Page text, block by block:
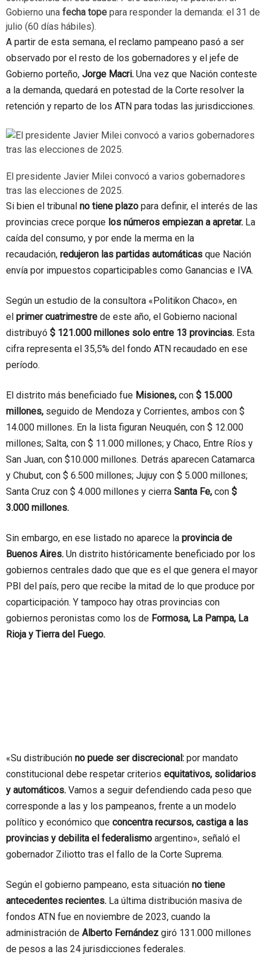
Gobierno una fecha tope para responder la demanda: el 31 de
julio (60 días hábiles).
A partir de esta semana, el reclamo pampeano pasó a ser
observado por el resto de los gobernadores y el jefe de
Gobierno porteño, Jorge Macri. Una vez que Nación conteste
a la demanda, quedará en potestad de la Corte resolver la
retención y reparto de los ATN para todas las jurisdicciones.
El presidente Javier Milei convocó a varios gobernadores
tras las elecciones de 2025.
Si bien el tribunal no tiene plazo para definir, el interés de las
provincias crece porque los números empiezan a apretar. La
caída del consumo, y por ende la merma en la
recaudación, redujeron las partidas automáticas que Nación
envía por impuestos coparticipables como Ganancias e IVA.
Según un estudio de la consultora «Politikon Chaco», en
el primer cuatrimestre de este año, el Gobierno nacional
distribuyó $ 121.000 millones solo entre 13 provincias. Esta
cifra representa el 35,5% del fondo ATN recaudado en ese
período.
El distrito más beneficiado fue Misiones, con $ 15.000
millones, seguido de Mendoza y Corrientes, ambos con $
14.000 millones. En la lista figuran Neuquén, con $ 12.000
millones; Salta, con $ 11.000 millones; y Chaco, Entre Ríos y
San Juan, con $10.000 millones. Detrás aparecen Catamarca
y Chubut, con $ 6.500 millones; Jujuy con $ 5.000 millones;
Santa Cruz con $ 4.000 millones y cierra Santa Fe, con $
3.000 millones.
Sin embargo, en ese listado no aparece la provincia de
Buenos Aires. Un distrito históricamente beneficiado por los
gobiernos centrales dado que que es el que genera el mayor
PBI del país, pero que recibe la mitad de lo que produce por
coparticipación. Y tampoco hay otras provincias con
gobiernos peronistas como los de Formosa, La Pampa, La
Rioja y Tierra del Fuego.
«Su distribución no puede ser discrecional: por mandato
constitucional debe respetar criterios equitativos, solidarios
y automáticos. Vamos a seguir defendiendo cada peso que
corresponde a las y los pampeanos, frente a un modelo
político y económico que concentra recursos, castiga a las
provincias y debilita el federalismo argentino», señaló el
gobernador Ziliotto tras el fallo de la Corte Suprema.
Según el gobierno pampeano, esta situación no tiene
antecedentes recientes. La última distribución masiva de
fondos ATN fue en noviembre de 2023, cuando la
administración de Alberto Fernández giró 131.000 millones
de pesos a las 24 jurisdicciones federales.